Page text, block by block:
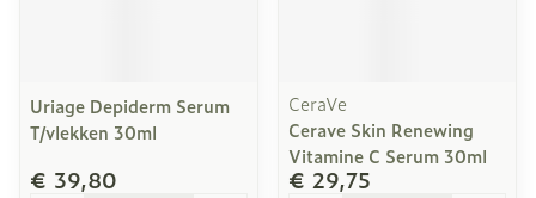
Uriage Depiderm Serum
T/vlekken 30ml
€ 39,80
CeraVe
Cerave Skin Renewing
Vitamine C Serum 30ml
€ 29,75